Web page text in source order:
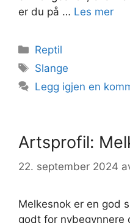
er du på … Les mer
Kategorier
Reptil
Stikkord
Slange
Legg igjen en
Artsprofil:
22. september 2024
Melkesnok er en god
godt for nybegynnere